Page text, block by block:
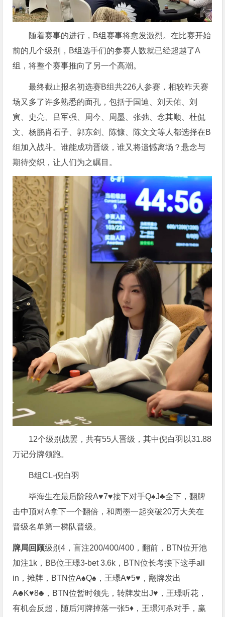
随着赛事的进行，B组赛事将愈发激烈。在比赛开始
前的几个级别，B组选手们的参赛人数就已经超越了A
组，将整个赛事推向了另一个高潮。
最终截止报名初选赛B组共226人参赛，相较昨天赛
场又多了许多熟悉的面孔，包括于国迪、刘天佑、刘
寅、史亮、吕军强、周今、周墨、张弛、念其顺、杜侃
文、杨鹏肖石子、郭东剑、陈慷、陈文文等人都选择在B
组加入战斗。谁能成功晋级，谁又将遗憾离场？悬念与
期待交织，让人们为之瞩目。
12个级别战罢，共有55人晋级，其中倪白羽以31.88
万记分牌领跑。
B组CL-倪白羽
毕海生在最后阶段A♥️7♥️接下对手Q♠️J♣️全下，翻牌
击中顶对A拿下一个翻倍，和周墨一起突破20万大关在
晋级名单第一梯队晋级。
牌局回顾级别4，盲注200/400/400，翻前，BTN位开池
加注1k，BB位王璟3-bet 3.6k，BTN位长考接下这手all
in，摊牌，BTN位A♠️Q♠️，王璟A♥️5♥️，翻牌发出
A♣️K♥️8♣️，BTN位暂时领先，转牌发出J♥️，王璟听花，
有机会反超，随后河牌掉落一张5♦️，王璟河杀对手，赢